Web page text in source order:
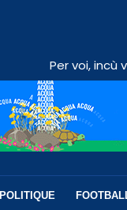
Per voi, incù
POLITIQUE